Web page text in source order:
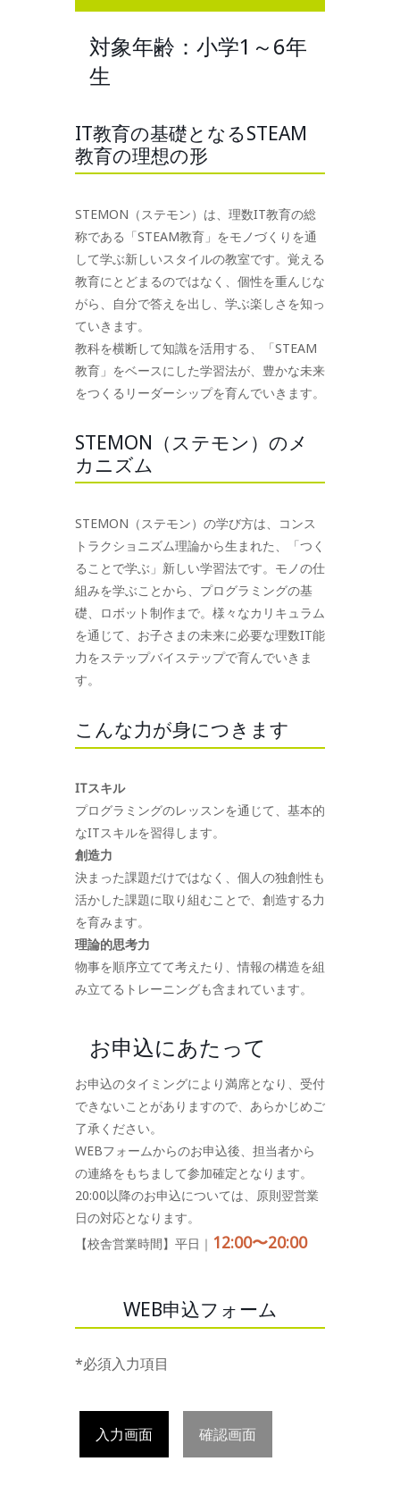
対象年齢：小学1～6年
生
IT教育の基礎となるSTEAM
教育の理想の形
STEMON（ステモン）は、理数IT教育の総
称である「STEAM教育」をモノづくりを通
して学ぶ新しいスタイルの教室です。覚える
教育にとどまるのではなく、個性を重んじな
がら、自分で答えを出し、学ぶ楽しさを知っ
ていきます。
教科を横断して知識を活用する、「STEAM
教育」をベースにした学習法が、豊かな未来
をつくるリーダーシップを育んでいきます。
STEMON（ステモン）のメ
カニズム
STEMON（ステモン）の学び方は、コンス
トラクショニズム理論から生まれた、「つく
ることで学ぶ」新しい学習法です。モノの仕
組みを学ぶことから、プログラミングの基
礎、ロボット制作まで。様々なカリキュラム
を通じて、お子さまの未来に必要な理数IT能
力をステップバイステップで育んでいきま
す。
こんな力が身につきます
ITスキル
プログラミングのレッスンを通じて、基本的
なITスキルを習得します。
創造力
決まった課題だけではなく、個人の独創性も
活かした課題に取り組むことで、創造する力
を育みます。
理論的思考力
物事を順序立てて考えたり、情報の構造を組
み立てるトレーニングも含まれています。
お申込にあたって
お申込のタイミングにより満席となり、受付
できないことがありますので、あらかじめご
了承ください。
WEBフォームからのお申込後、担当者から
の連絡をもちまして参加確定となります。
20:00以降のお申込については、原則翌営業
日の対応となります。
【校舎営業時間】平日｜ 12:00〜20:00
WEB申込フォーム
*必須入力項目
入力画面 確認画面